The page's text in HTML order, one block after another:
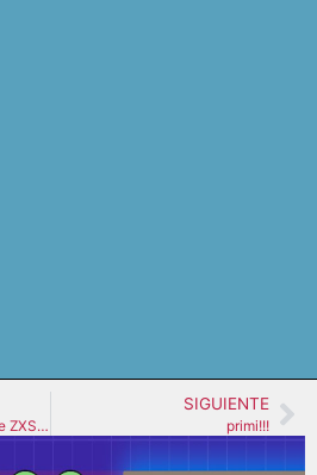
3º Encuentro – 40 años de ZXSpectrum
SIGUIENTE
primi!!!